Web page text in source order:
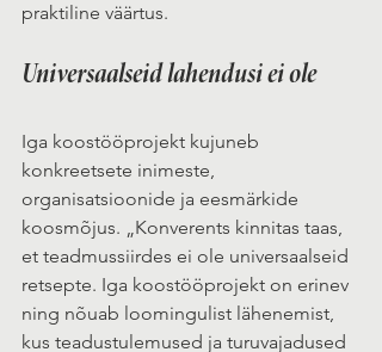
praktiline väärtus.
Universaalseid lahendusi ei ole
Iga koostööprojekt kujuneb
konkreetsete inimeste,
organisatsioonide ja eesmärkide
koosmõjus. „Konverents kinnitas taas,
et teadmussiirdes ei ole universaalseid
retsepte. Iga koostööprojekt on erinev
ning nõuab loomingulist lähenemist,
kus teadustulemused ja turuvajadused